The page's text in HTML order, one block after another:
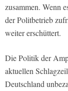
zusammen. Wenn
der Politbetrieb
weiter erschüttert.
Die Politik der
aktuellen
Deutschland